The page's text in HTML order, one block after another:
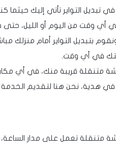
تبديل التواير تأتي إليك حيثما
في أي وقت من اليوم أو الليل،
بتبديل التواير أمام منزلك
في أي وقت.
متنقلة قريبة منك، في أي
هدية، نحن هنا لتقديم
متنقلة تعمل على مدار